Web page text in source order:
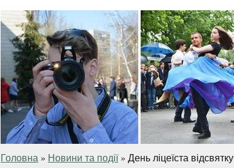
Головна » Новини та події» День ліцеїста